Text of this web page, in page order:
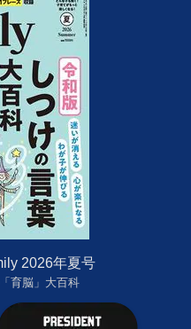
2026年夏号
育脳」大百科